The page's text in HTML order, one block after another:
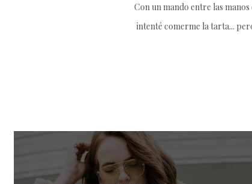
Con un mando entre las
intenté comerme la tarta...